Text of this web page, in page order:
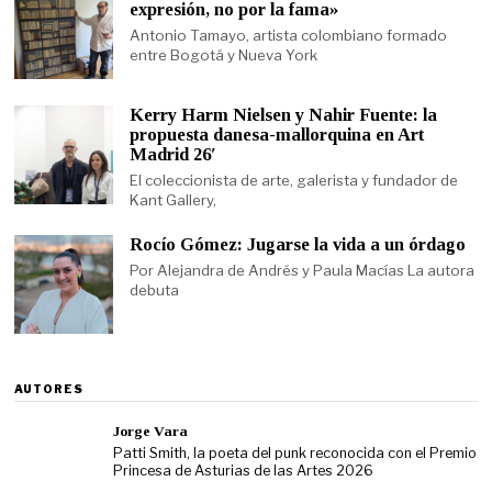
expresión, no por la fama»
Antonio Tamayo, artista colombiano formado
entre Bogotá y Nueva York
Kerry Harm Nielsen y Nahir Fuente: la
propuesta danesa-mallorquina en Art
Madrid 26′
El coleccionista de arte, galerista y fundador de
Kant Gallery,
Rocío Gómez: Jugarse la vida a un órdago
Por Alejandra de Andrés y Paula Macías La autora
debuta
AUTORES
Jorge Vara
Patti Smith, la poeta del punk reconocida con el Premio
Princesa de Asturias de las Artes 2026